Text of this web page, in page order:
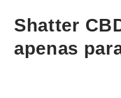
Shatter
apenas